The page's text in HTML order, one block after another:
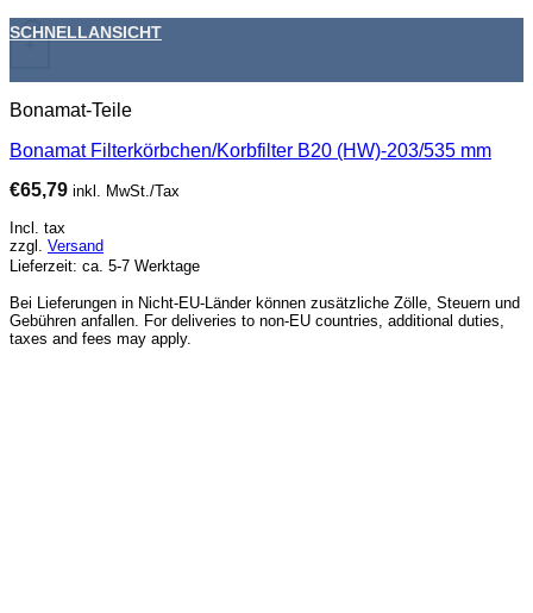
+
SCHNELLANSICHT
Bonamat-Teile
Bonamat Filterkörbchen/Korbfilter B20 (HW)-203/535 mm
€65,79 inkl. MwSt./Tax
Incl. tax
zzgl. Versand
Lieferzeit: ca. 5-7 Werktage
Bei Lieferungen in Nicht-EU-Länder können zusätzliche Zölle, Steuern und
Gebühren anfallen. For deliveries to non-EU countries, additional duties,
taxes and fees may apply.